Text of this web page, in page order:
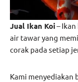
Jual Ikan Koi–
air tawar yang
corak pada setiap
Kami menyediakan